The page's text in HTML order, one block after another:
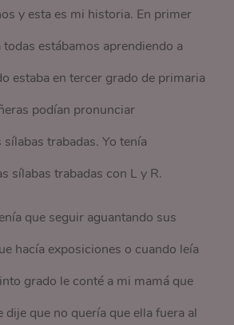
y esta es mi historia. En primer
estábamos aprendiendo a
estaba en tercer grado de primaria
podían pronunciar
trabadas. Yo tenía
sílabas trabadas con L y R.
que seguir aguantando sus
hacía exposiciones o cuando leía
grado le conté a mi mamá que
que no quería que ella fuera al